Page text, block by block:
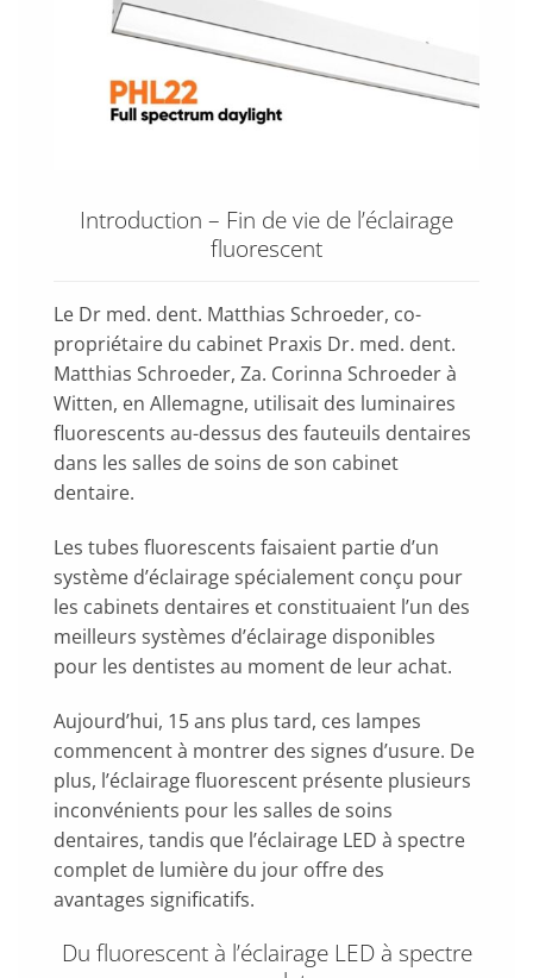
Introduction – Fin de vie de l’éclairage
fluorescent
Le Dr med. dent. Matthias Schroeder, co-
propriétaire du cabinet Praxis Dr. med. dent.
Matthias Schroeder, Za. Corinna Schroeder à
Witten, en Allemagne, utilisait des luminaires
fluorescents au-dessus des fauteuils dentaires
dans les salles de soins de son cabinet
dentaire.
Les tubes fluorescents faisaient partie d’un
système d’éclairage spécialement conçu pour
les cabinets dentaires et constituaient l’un des
meilleurs systèmes d’éclairage disponibles
pour les dentistes au moment de leur achat.
Aujourd’hui, 15 ans plus tard, ces lampes
commencent à montrer des signes d’usure. De
plus, l’éclairage fluorescent présente plusieurs
inconvénients pour les salles de soins
dentaires, tandis que l’éclairage LED à spectre
complet de lumière du jour offre des
avantages significatifs.
Du fluorescent à l’éclairage LED à spectre